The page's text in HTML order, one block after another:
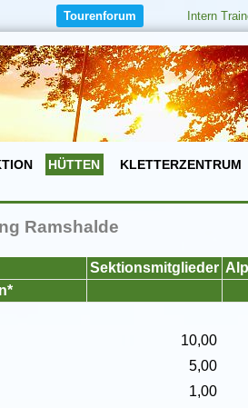
Tourenforum Intern
HÜTTEN KLETTERZENTRUM
Ramshalde
Sektionsmitglieder
10,00
5,00
1,00